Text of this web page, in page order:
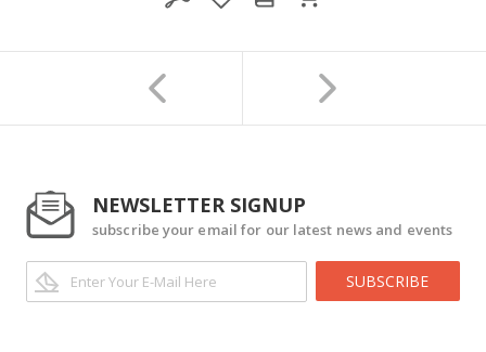
NEWSLETTER SIGNUP
subscribe your email for our latest news and events
SUBSCRIBE